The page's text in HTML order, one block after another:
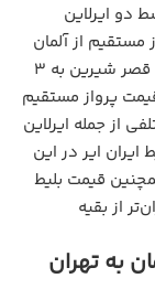
دو ایرلاین
مستقیم از آلمان
به ایران را می‌توانید از طریق آژانس هواپیمایی قصر شیرین به 3
پرواز مستقیم
از جمله ایرلاین
ایر در این
قیمت بلیط
از بقیه
به تهران